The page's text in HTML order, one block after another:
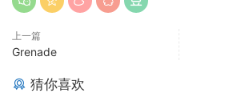
上一篇
Grenade
猜你喜欢